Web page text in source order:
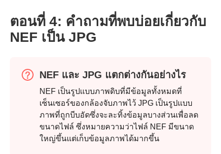
ตอนที่ 4: คำถามที่พบบ่อยเกี่ยวกับ
NEF เป็น JPG
NEF และ JPG แตกต่างกันอย่างไร
NEF เป็นรูปแบบภาพดิบที่มีข้อมูลทั้งหมดที่
เซ็นเซอร์ของกล้องจับภาพไว้ JPG เป็นรูปแบบ
ภาพที่ถูกบีบอัดซึ่งจะละทิ้งข้อมูลบางส่วนเพื่อลด
ขนาดไฟล์ ซึ่งหมายความว่าไฟล์ NEF มีขนาด
ใหญ่ขึ้นแต่เก็บข้อมูลภาพได้มากขึ้น